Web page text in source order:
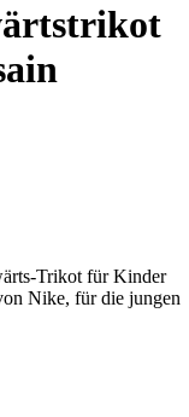
Trikot für Kinder
Nike, für die jungen